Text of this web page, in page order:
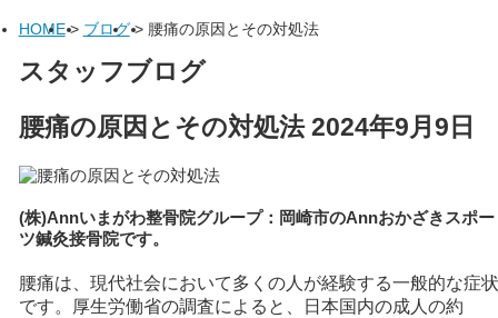
HOME> ブログ> 腰痛の原因とその対処法
スタッフブログ
腰痛の原因とその対処法 2024年9月9日
(株)Annいまがわ整骨院グループ：岡崎市のAnnおかざきスポー
ツ鍼灸接骨院です。
腰痛は、現代社会において多くの人が経験する一般的な症状
です。厚生労働省の調査によると、日本国内の成人の約